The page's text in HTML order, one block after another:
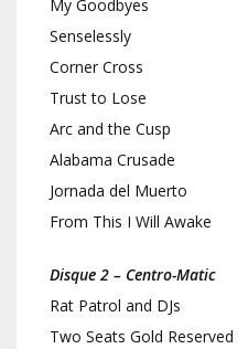
My Goodbyes
Senselessly
Corner Cross
Trust to Lose
Arc and the Cusp
Alabama Crusade
Jornada del Muerto
From This I Will Awake
Disque 2 – Centro-Matic
Rat Patrol and DJs
Two Seats Gold Reserved